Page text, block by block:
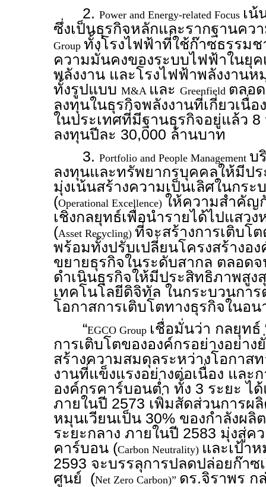
2. Power and Energy-related Focus เน้
ซึ่งเป็นธุรกิจหลักและรากฐานคว
Group ทั้งโรงไฟฟ้าที่ใช้ก๊าซธรรม
ความมั่นคงของระบบไฟฟ้าในยุ
พลังงาน และโรงไฟฟ้าพลังงาน
ทั้งรูปแบบ M&A และ Greenfield ตลอ
ลงทุนในธุรกิจพลังงานที่เกี่ยวเนื่
ในประเทศที่มีฐานธุรกิจอยู่แล้ว 8
ลงทุนปีละ 30,000 ล้านบาท
3. Portfolio and People Management บ
ลงทุนและทรัพยากรบุคคลให้มีป
มุ่งเน้นสร้างความเป็นเลิศในกระ
(Operational Excellence) ให้ความสำคัญ
เชิงกลยุทธ์เพื่อนำรายได้ไปแสว
(Asset Recycling) ที่จะสร้างการเติบโ
พร้อมทั้งปรับเปลี่ยนโครงสร้างอง
ขยายธุรกิจในระดับสากล ตลอด
ดำเนินธุรกิจให้มีประสิทธิภาพสูง
เทคโนโลยีดิจิทัล ในกระบวนการ
โอกาสการเติบโตทางธุรกิจในอ
“EGCO Group เชื่อมั่นว่า กลยุทธ์
การเติบโตขององค์กรอย่างอย่า
สร้างความสมดุลระหว่างโอกาส
งานที่แข็งแรงอย่างต่อเนื่อง และ
องค์กรคาร์บอนต่ำ ทั้ง 3 ระยะ ไ
ภายในปี 2573 เพิ่มสัดส่วนการผ
หมุนเวียนเป็น 30% ของกำลังผลิ
ระยะกลาง ภายในปี 2583 มุ่งสู่ค
คาร์บอน (Carbon Neutrality) และเป้า
2593 จะบรรลุการปลดปล่อยก๊าซ
ศูนย์ (Net Zero Carbon)” ดร.จิราพร ก